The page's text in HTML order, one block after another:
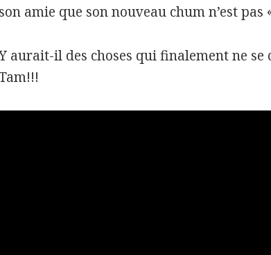
son amie que son nouveau chum n’est pas
aurait-il des choses qui finalement ne se